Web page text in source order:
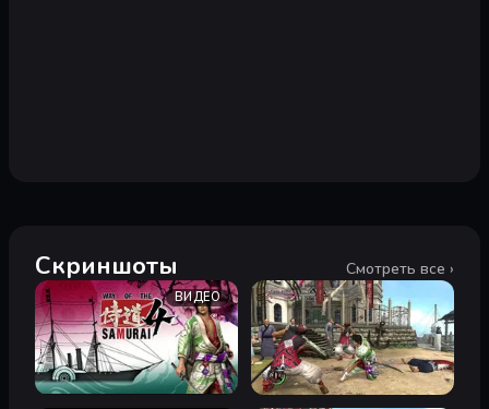
Скриншоты Смотреть все ›
ВИДЕО